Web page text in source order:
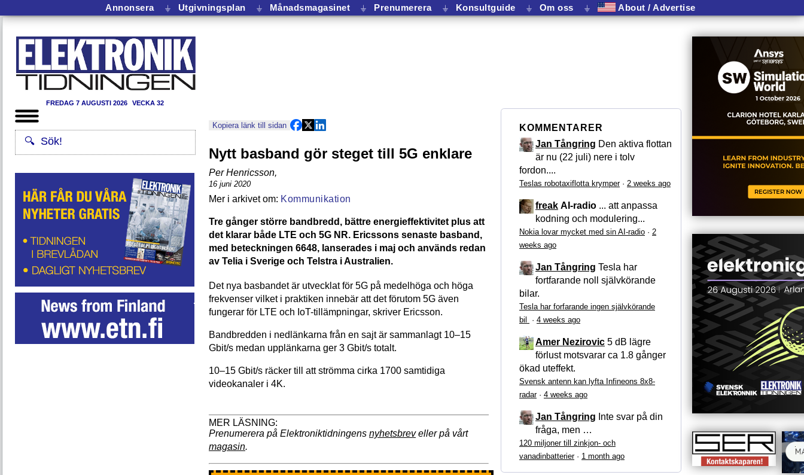
Annonsera ⏚ Utgivningsplan ⏚ Månadsmagasinet ⏚ Prenumerera ⏚ Konsultguide ⏚ Om oss ⏚ About / Advertise
FREDAG 7 AUGUSTI 2026 VECKA 32
Kopiera länk till sidan
Nytt basband gör steget till 5G enklare
Per Henricsson,
16 juni 2020
Kommunikation
Tre gånger större bandbredd, bättre energieffektivitet plus att
det klarar både LTE och 5G NR. Ericssons senaste basband,
med beteckningen 6648, lanserades i maj och används redan
av Telia i Sverige och Telstra i Australien.
Det nya basbandet är utvecklat för 5G på medelhöga och höga
frekvenser vilket i praktiken innebär att det förutom 5G även
fungerar för LTE och IoT-tillämpningar, skriver Ericsson.
Bandbredden i nedlänkarna från en sajt är sammanlagt 10–15
Gbit/s medan upplänkarna ger 3 Gbit/s totalt.
10–15 Gbit/s räcker till att strömma cirka 1700 samtidiga
videokanaler i 4K.
Prenumerera på Elektroniktidningens nyhetsbreveller på vårt
magasin.
KOMMENTARER
Jan Tångring Den aktiva flottan
är nu (22 juli) nere i tolv
fordon....
Teslas robotaxiflotta krymper· 2 weeks ago
freak AI-radio ... att anpassa
kodning och modulering...
Nokia lovar mycket med sin AI-radio · 2
weeks ago
Jan Tångring Tesla har
fortfarande noll självkörande
bilar.
Tesla har forfarande ingen självkörande
bil
· 4 weeks ago
Amer Nezirovic 5 dB lägre
förlust motsvarar ca 1.8 gånger
ökad uteffekt.
Svensk antenn kan lyfta Infineons 8x8-
radar· 4 weeks ago
Jan Tångring Inte svar på din
fråga, men …
120 miljoner till zinkjon- och
vanadinbatterier· 1 month ago